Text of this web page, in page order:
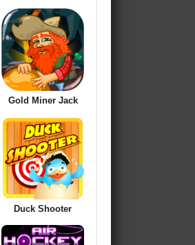
Gold Miner Jack
Duck Shooter